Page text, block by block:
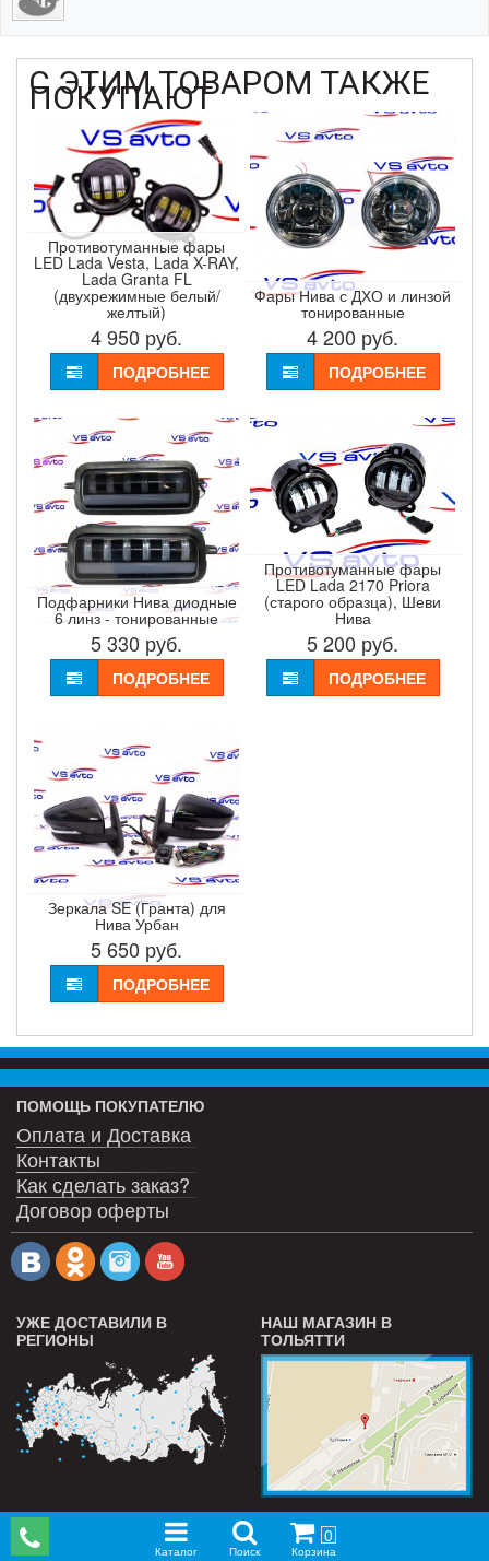
С ЭТИМ ТОВАРОМ ТАКЖЕ
ПОКУПАЮТ
Противотуманные фары
LED Lada Vesta, Lada X-RAY,
Lada Granta FL
(двухрежимные белый/
желтый)
4 950 руб.
ПОДРОБНЕЕ
Фары Нива с ДХО и линзой
тонированные
4 200 руб.
ПОДРОБНЕЕ
Подфарники Нива диодные
6 линз - тонированные
5 330 руб.
ПОДРОБНЕЕ
Противотуманные фары
LED Lada 2170 Priora
(старого образца), Шеви
Нива
5 200 руб.
ПОДРОБНЕЕ
Зеркала SE (Гранта) для
Нива Урбан
5 650 руб.
ПОДРОБНЕЕ
ПОМОЩЬ ПОКУПАТЕЛЮ
Оплата и Доставка
Контакты
Как сделать заказ?
Договор оферты
УЖЕ ДОСТАВИЛИ В
РЕГИОНЫ
НАШ МАГАЗИН В
ТОЛЬЯТТИ
Каталог Поиск
0
Корзина